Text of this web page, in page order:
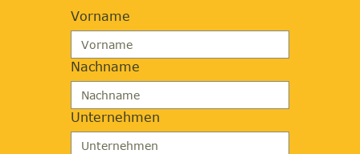
Vorname
Nachname
Unternehmen